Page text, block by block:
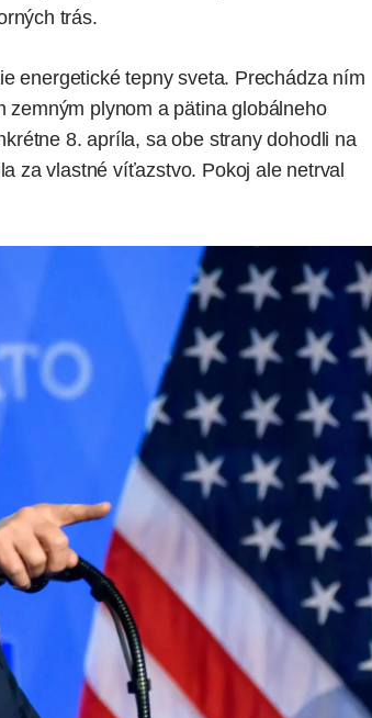
trás.
energetické tepny sveta. Prechádza ním
zemným plynom a pätina globálneho
8. apríla, sa obe strany dohodli na
za vlastné víťazstvo. Pokoj ale netrval